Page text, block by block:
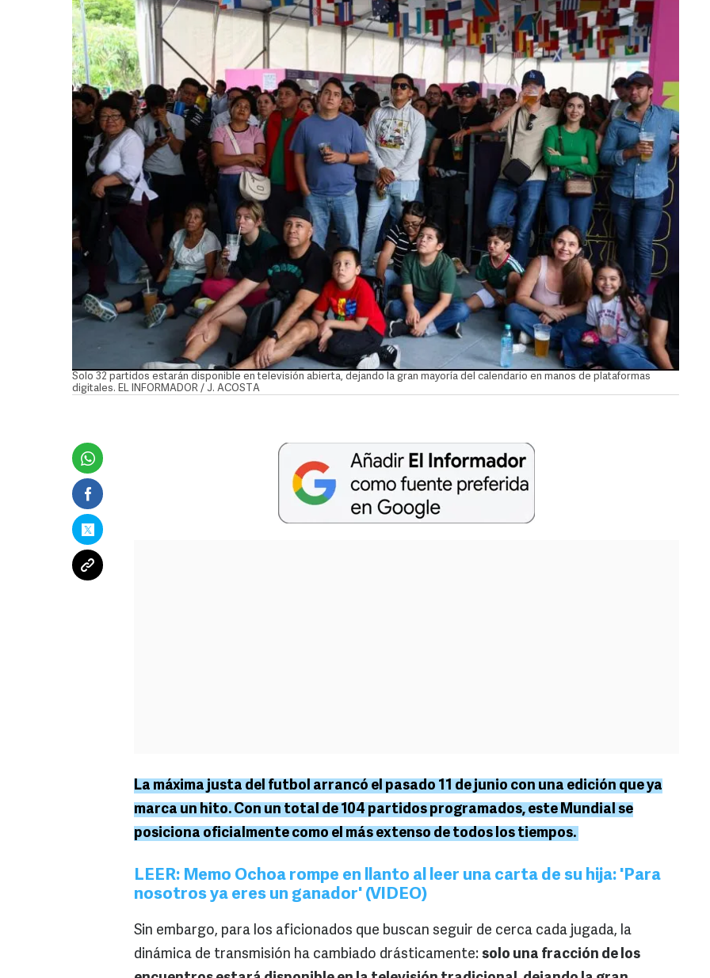
Solo 32 partidos estarán disponible en televisión abierta, dejando la gran mayoría del calendario en manos de plataformas
digitales. EL INFORMADOR / J. ACOSTA
La máxima justa del futbol arrancó el pasado 11 de junio con una edición que ya
marca un hito. Con un total de 104 partidos programados, este Mundial se
posiciona oficialmente como el más extenso de todos los tiempos.
LEER: Memo Ochoa rompe en llanto al leer una carta de su hija: 'Para
nosotros ya eres un ganador' (VIDEO)
Sin embargo, para los aficionados que buscan seguir de cerca cada jugada, la
dinámica de transmisión ha cambiado drásticamente: solo una fracción de los